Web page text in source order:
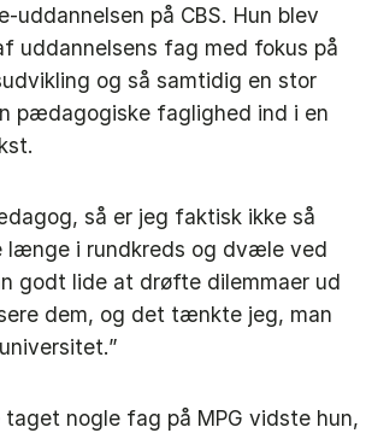
uddannelsen på CBS. Hun blev
uddannelsens fag med fokus på
og så samtidig en stor
pædagogiske faglighed ind i en
så er jeg faktisk ikke så
i rundkreds og dvæle ved
godt lide at drøfte dilemmaer ud
dem, og det tænkte jeg, man
nogle fag på MPG vidste hun,